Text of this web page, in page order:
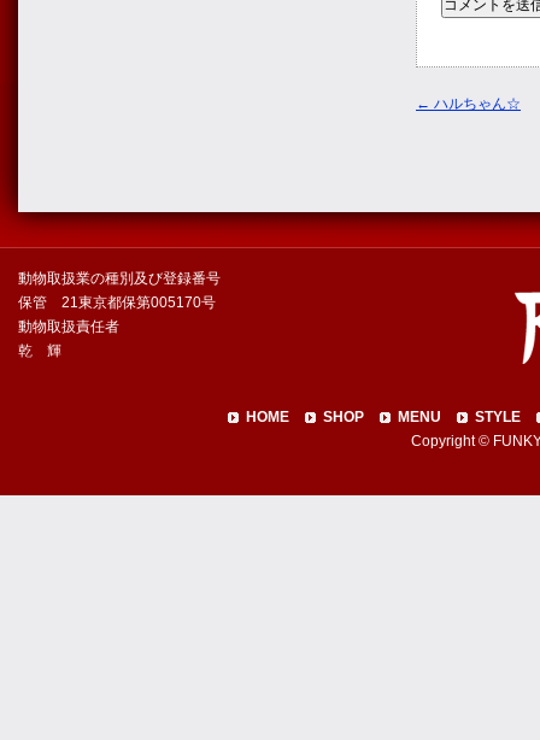
← ハルちゃん☆
動物取扱業の種別及び登録番号
保管 21東京都保第005170号
動物取扱責任者
乾 輝
HOME SHOP MENU
STYLE
Copyright ©